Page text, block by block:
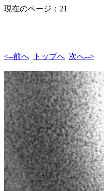
現在のページ：21
<--前へ トップへ 次へ-->